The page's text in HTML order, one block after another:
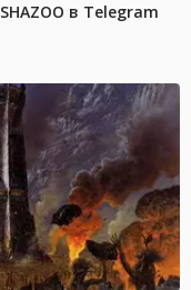
SHAZOO в Telegram